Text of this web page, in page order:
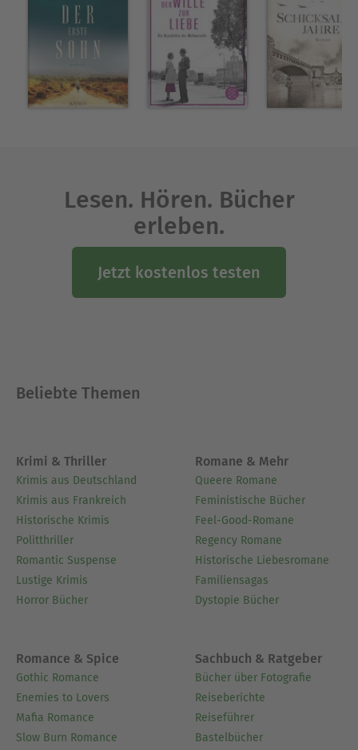
Schreiben. Zu ihren ehemaligen Studentinnen
gehört Jodie Picoult, die meint, Morris habe ihr
alles beigebracht, was sie als Autorin könne, und
dieses Buch sei der beste Beweis dafür. Mehr zur
Autorin unter www.marymorris.net.
Lesen. Hören. Bücher
erleben.
Jetzt kostenlos testen
Beliebte Themen
Krimi & Thriller
Krimis aus Deutschland
Krimis aus Frankreich
Historische Krimis
Politthriller
Romantic Suspense
Lustige Krimis
Horror Bücher
Romane & Mehr
Queere Romane
Feministische Bücher
Feel-Good-Romane
Regency Romane
Historische Liebesromane
Familiensagas
Dystopie Bücher
Romance & Spice
Gothic Romance
Enemies to Lovers
Mafia Romance
Slow Burn Romance
Sachbuch & Ratgeber
Bücher über Fotografie
Reiseberichte
Reiseführer
Bastelbücher